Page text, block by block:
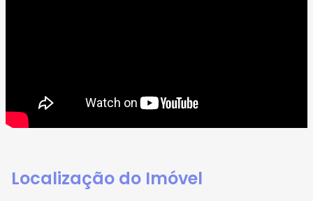
Localização do Imóvel